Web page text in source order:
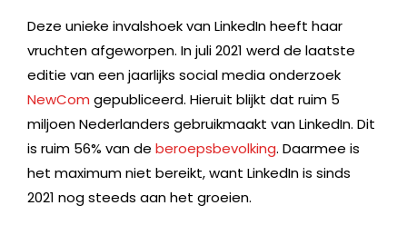
Deze unieke invalshoek van LinkedIn heeft haar
vruchten afgeworpen. In juli 2021 werd de laatste
editie van een jaarlijks social media onderzoek
NewCom gepubliceerd. Hieruit blijkt dat ruim 5
miljoen Nederlanders gebruikmaakt van LinkedIn. Dit
is ruim 56% van de beroepsbevolking. Daarmee is
het maximum niet bereikt, want LinkedIn is sinds
2021 nog steeds aan het groeien.